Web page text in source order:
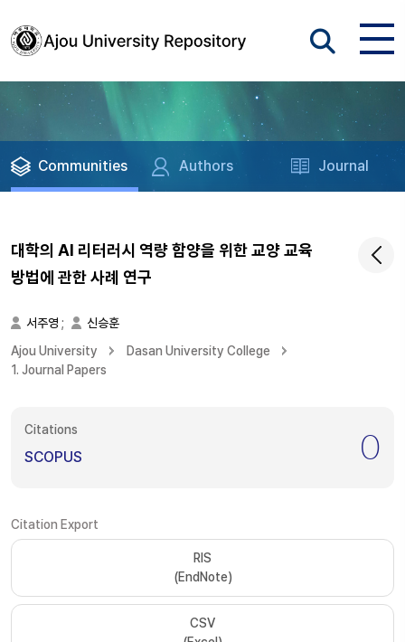
Communities Authors Journal
대학의 AI 리터러시 역량 함양을 위한 교양 교육
방법에 관한 사례 연구
서주영 ;
신승훈
Ajou University
Dasan University College
1. Journal Papers
Citations
SCOPUS 0
Citation Export
RIS
(EndNote)
CSV